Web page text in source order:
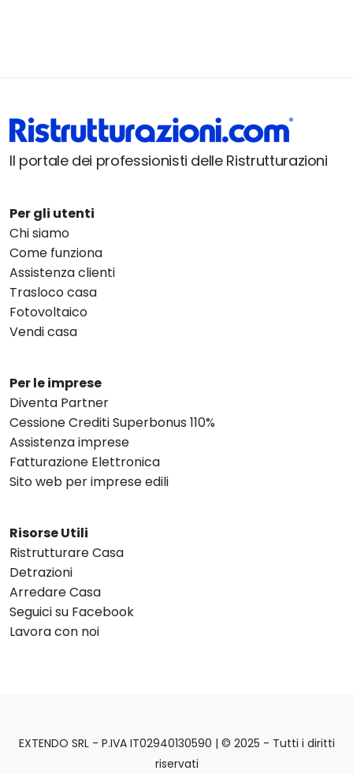
Il portale dei professionisti delle Ristrutturazioni
Per gli utenti
Chi siamo
Come funziona
Assistenza clienti
Trasloco casa
Fotovoltaico
Vendi casa
Per le imprese
Diventa Partner
Cessione Crediti Superbonus 110%
Assistenza imprese
Fatturazione Elettronica
Sito web per imprese edili
Risorse Utili
Ristrutturare Casa
Detrazioni
Arredare Casa
Seguici su Facebook
Lavora con noi
EXTENDO SRL - P.IVA IT02940130590 | © 2025 - Tutti i diritti
riservati